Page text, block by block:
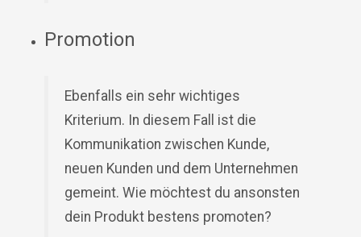
Promotion
Ebenfalls ein sehr wichtiges
Kriterium. In diesem Fall ist die
Kommunikation zwischen Kunde,
neuen Kunden und dem Unternehmen
gemeint. Wie möchtest du ansonsten
dein Produkt bestens promoten?